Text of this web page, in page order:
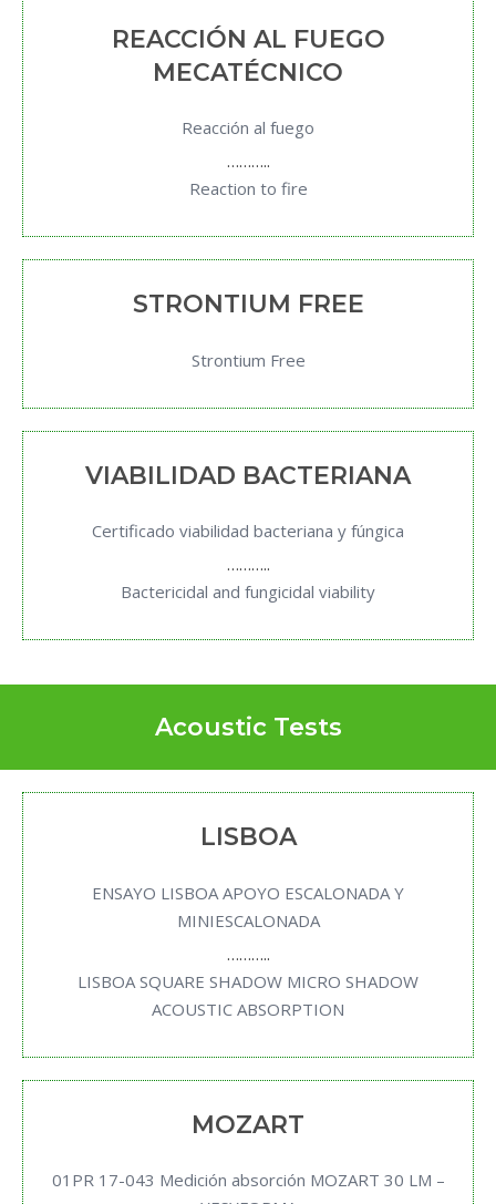
REACCIÓN AL FUEGO
MECATÉCNICO
Reacción al fuego
………..
Reaction to fire
STRONTIUM FREE
Strontium Free
VIABILIDAD BACTERIANA
Certificado viabilidad bacteriana y fúngica
………..
Bactericidal and fungicidal viability
Acoustic Tests
LISBOA
ENSAYO LISBOA APOYO ESCALONADA Y
MINIESCALONADA
………..
LISBOA SQUARE SHADOW MICRO SHADOW
ACOUSTIC ABSORPTION
MOZART
01PR 17-043 Medición absorción MOZART 30 LM –